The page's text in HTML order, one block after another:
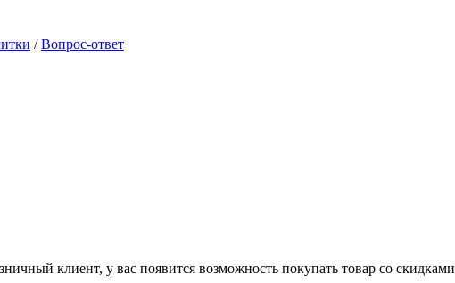
/Вопрос-ответ
клиент, у вас появится возможность покупать товар со скидками